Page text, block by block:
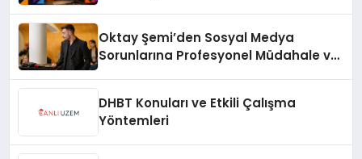
Oktay Şemi’den Sosyal Medya
Sorunlarına Profesyonel Müdahale ve
DHBT Konuları ve Etkili Çalışma
Yöntemleri